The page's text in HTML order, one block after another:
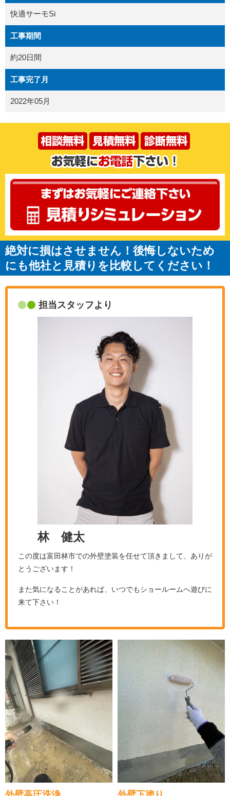
快適サーモSi
工事期間
約20日間
工事完了月
2022年05月
絶対に損はさせません！後悔しないため
にも他社と見積りを比較してください！
担当スタッフより
林 健太
この度は富田林市での外壁塗装を任せて頂きまして、ありが
とうございます！
また気になることがあれば、いつでもショールームへ遊びに
来て下さい！